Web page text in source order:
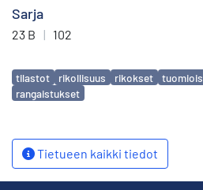
Sarja
23 B | 102
Avainsanat
tilastot rikollisuus rikokset
rangaistukset
Tietueen kaikki tiedot